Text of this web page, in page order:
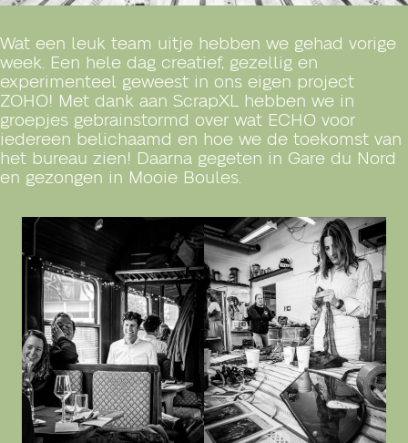
Wat een leuk team uitje hebben we gehad vorige
week. Een hele dag creatief, gezellig en
experimenteel geweest in ons eigen project
ZOHO! Met dank aan ScrapXL hebben we in
groepjes gebrainstormd over wat ECHO voor
iedereen belichaamd en hoe we de toekomst van
het bureau zien! Daarna gegeten in Gare du Nord
en gezongen in Mooie Boules.